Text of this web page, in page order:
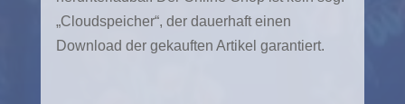
„Cloudspeicher“, der dauerhaft einen
Download der gekauften Artikel garantiert.